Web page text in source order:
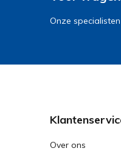
Onze
Over ons